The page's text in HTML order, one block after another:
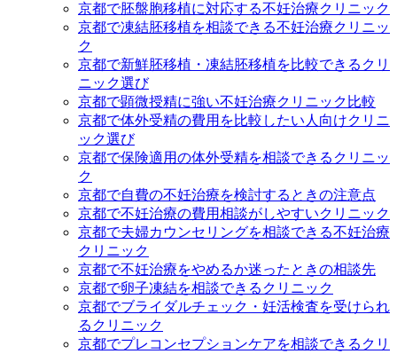
京都で胚盤胞移植に対応する不妊治療クリニック
京都で凍結胚移植を相談できる不妊治療クリニッ
ク
京都で新鮮胚移植・凍結胚移植を比較できるクリ
ニック選び
京都で顕微授精に強い不妊治療クリニック比較
京都で体外受精の費用を比較したい人向けクリニ
ック選び
京都で保険適用の体外受精を相談できるクリニッ
ク
京都で自費の不妊治療を検討するときの注意点
京都で不妊治療の費用相談がしやすいクリニック
京都で夫婦カウンセリングを相談できる不妊治療
クリニック
京都で不妊治療をやめるか迷ったときの相談先
京都で卵子凍結を相談できるクリニック
京都でブライダルチェック・妊活検査を受けられ
るクリニック
京都でプレコンセプションケアを相談できるクリ